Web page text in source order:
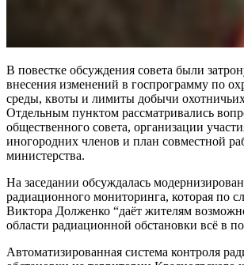
В повестке обсуждения совета были
внесения изменений в госпрограмму по
среды, квоты и лимиты добычи
Отдельным пунктом рассматривались
общественного совета, организации
иногородних членов и план совместной
министерства.
На заседании обсуждалась
радиационного мониторинга, которая по
Виктора Долженко “даёт жителям
области радиационной обстановки всё в
Автоматизированная система контроля